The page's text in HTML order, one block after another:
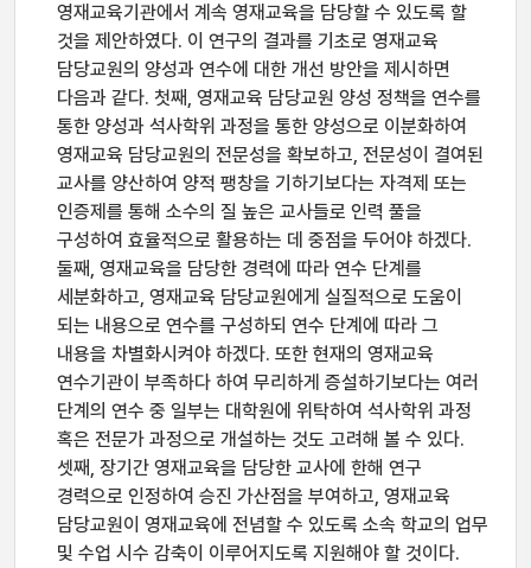
영재교육기관에서 계속 영재교육을 담당할 수 있도록 할
것을 제안하였다. 이 연구의 결과를 기초로 영재교육
담당교원의 양성과 연수에 대한 개선 방안을 제시하면
다음과 같다. 첫째, 영재교육 담당교원 양성 정책을 연수를
통한 양성과 석사학위 과정을 통한 양성으로 이분화하여
영재교육 담당교원의 전문성을 확보하고, 전문성이 결여된
교사를 양산하여 양적 팽창을 기하기보다는 자격제 또는
인증제를 통해 소수의 질 높은 교사들로 인력 풀을
구성하여 효율적으로 활용하는 데 중점을 두어야 하겠다.
둘째, 영재교육을 담당한 경력에 따라 연수 단계를
세분화하고, 영재교육 담당교원에게 실질적으로 도움이
되는 내용으로 연수를 구성하되 연수 단계에 따라 그
내용을 차별화시켜야 하겠다. 또한 현재의 영재교육
연수기관이 부족하다 하여 무리하게 증설하기보다는 여러
단계의 연수 중 일부는 대학원에 위탁하여 석사학위 과정
혹은 전문가 과정으로 개설하는 것도 고려해 볼 수 있다.
셋째, 장기간 영재교육을 담당한 교사에 한해 연구
경력으로 인정하여 승진 가산점을 부여하고, 영재교육
담당교원이 영재교육에 전념할 수 있도록 소속 학교의 업무
및 수업 시수 감축이 이루어지도록 지원해야 할 것이다.